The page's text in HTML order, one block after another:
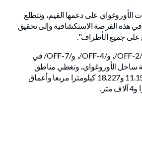
على دعمها القيم، ونتطلع
هذه الفرصة الاستكشافية وإلى تحقيق
على جميع الأطراف".
وتقع المناطق البحرية /OFF-2/، و/OFF-4/، و/OFF-7/ في
ساحل الأوروغواي، وتغطي مناطق
تتراوح مساحتها بين 11.155 و18.227 كيلومترا مربعا وأعماق